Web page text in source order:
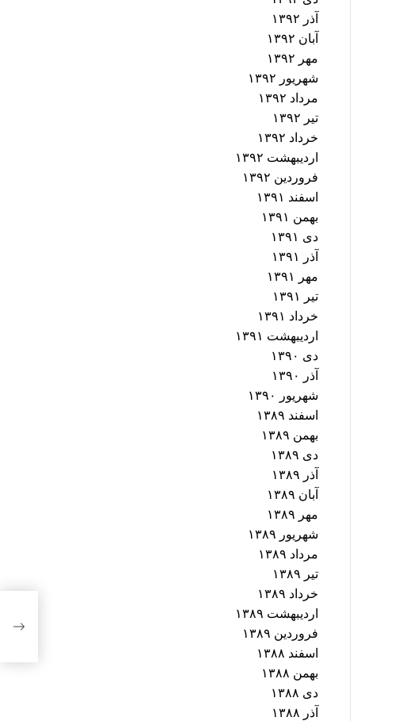
آذر ۱۳۹۲
آبان ۱۳۹۲
مهر ۱۳۹۲
شهریور ۱۳۹۲
مرداد ۱۳۹۲
تیر ۱۳۹۲
خرداد ۱۳۹۲
اردیبهشت ۱۳۹۲
فروردین ۱۳۹۲
اسفند ۱۳۹۱
بهمن ۱۳۹۱
دی ۱۳۹۱
آذر ۱۳۹۱
مهر ۱۳۹۱
تیر ۱۳۹۱
خرداد ۱۳۹۱
اردیبهشت ۱۳۹۱
دی ۱۳۹۰
آذر ۱۳۹۰
شهریور ۱۳۹۰
اسفند ۱۳۸۹
بهمن ۱۳۸۹
دی ۱۳۸۹
آذر ۱۳۸۹
آبان ۱۳۸۹
مهر ۱۳۸۹
شهریور ۱۳۸۹
مرداد ۱۳۸۹
تیر ۱۳۸۹
خرداد ۱۳۸۹
اردیبهشت ۱۳۸۹
فروردین ۱۳۸۹
اسفند ۱۳۸۸
بهمن ۱۳۸۸
دی ۱۳۸۸
آذر ۱۳۸۸